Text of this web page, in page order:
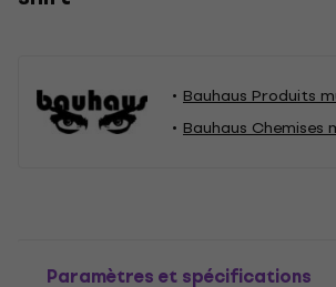
Bauhaus Produits
Bauhaus Chemises
Paramètres et spécifications